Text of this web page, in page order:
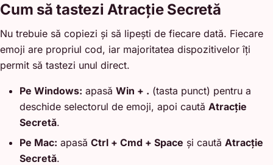
Cum să tastezi Atracție Secretă
Nu trebuie să copiezi și să lipești de fiecare dată. Fiecare
emoji are propriul cod, iar majoritatea dispozitivelor îți
permit să tastezi unul direct.
Pe Windows: apasă Win + . (tasta punct) pentru a
deschide selectorul de emoji, apoi caută Atracție
Secretă.
Pe Mac: apasă Ctrl + Cmd + Space și caută Atracție
Secretă.